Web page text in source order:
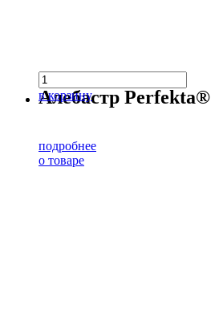
в корзину
Алебастр Perfekta®
подробнее
о товаре